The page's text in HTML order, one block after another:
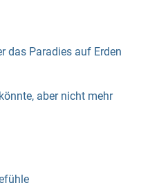
das Paradies auf Erden
aber nicht mehr